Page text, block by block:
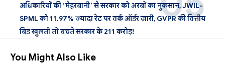
अधिकारियों की ‘मेहरबानी’ से सरकार को अरबों का नुकसान, JWIL-
SPML को 11.97% ज्यादा रेट पर वर्क ऑर्डर जारी, GVPR की वित्तीय
बिड खुलती तो बचते सरकार के 211 करोड़!
You Might Also Like